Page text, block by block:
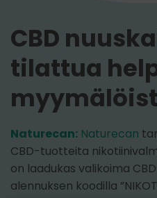
CBD
tilattua
Naturecan: Naturecan
CBD-tuotteita
on laadukas valikoima
alennuksen koodilla